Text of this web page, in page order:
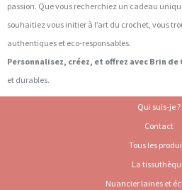
passion. Que vous recherchiez un cadeau
souhaitiez vous initier à l’art du crochet, vous
authentiques et eco-responsables.
Personnalisez, créez, et offrez avec Brin de
et durables.
Qui suis-je ?
Contact
Tous les
La
Nuancier laines et